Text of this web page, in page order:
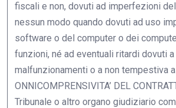
fiscali e non, dovuti ad imperfezioni
nessun modo quando dovuti ad uso
software o del computer o dei
funzioni, né ad eventuali ritardi dovuti a
malfunzionamenti o a non tempestiva
ONNICOMPRENSIVITA’ DEL
Tribunale o altro organo giudiziario